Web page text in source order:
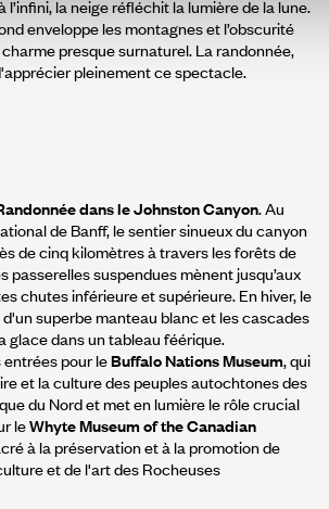
l’infini, la neige réfléchit la lumière de la lune.
enveloppe les montagnes et l’obscurité
presque surnaturel. La randonnée,
pleinement ce spectacle.
dans le Johnston Canyon. Au
de Banff, le sentier sinueux du canyon
de cinq kilomètres à travers les forêts de
passerelles suspendues mènent jusqu’aux
chutes inférieure et supérieure. En hiver, le
superbe manteau blanc et les cascades
glace dans un tableau féérique.
entrées pour leBuffalo Nations Museum, qui
et la culture des peuples autochtones des
du Nord et met en lumière le rôle crucial
leWhyte Museum of the Canadian
à la préservation et à la promotion de
et de l'art des Rocheuses